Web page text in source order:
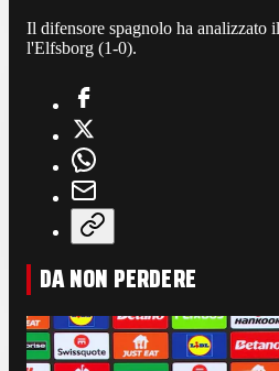
Il difensore spagnolo ha analizzato
l'Elfsborg (1-0).
DA NON PERDERE